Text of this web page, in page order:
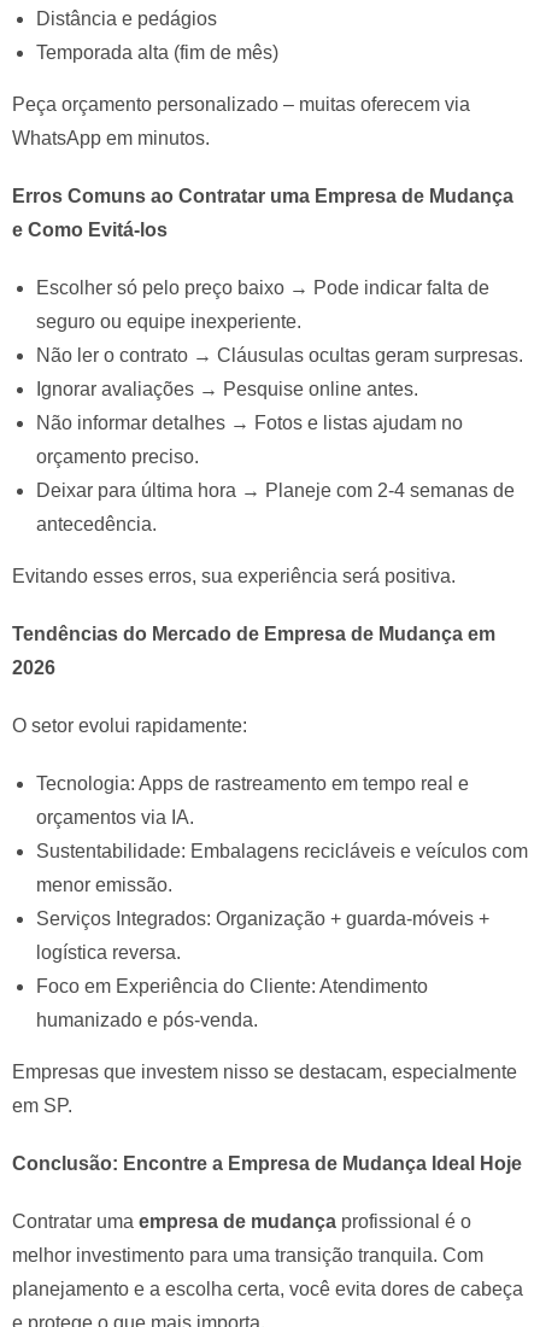
Distância e pedágios
Temporada alta (fim de mês)
Peça orçamento personalizado – muitas oferecem via
WhatsApp em minutos.
Erros Comuns ao Contratar uma Empresa de Mudança
e Como Evitá-los
Escolher só pelo preço baixo → Pode indicar falta de
seguro ou equipe inexperiente.
Não ler o contrato → Cláusulas ocultas geram surpresas.
Ignorar avaliações → Pesquise online antes.
Não informar detalhes → Fotos e listas ajudam no
orçamento preciso.
Deixar para última hora → Planeje com 2-4 semanas de
antecedência.
Evitando esses erros, sua experiência será positiva.
Tendências do Mercado de Empresa de Mudança em
2026
O setor evolui rapidamente:
Tecnologia: Apps de rastreamento em tempo real e
orçamentos via IA.
Sustentabilidade: Embalagens recicláveis e veículos com
menor emissão.
Serviços Integrados: Organização + guarda-móveis +
logística reversa.
Foco em Experiência do Cliente: Atendimento
humanizado e pós-venda.
Empresas que investem nisso se destacam, especialmente
em SP.
Conclusão: Encontre a Empresa de Mudança Ideal Hoje
Contratar uma empresa de mudança profissional é o
melhor investimento para uma transição tranquila. Com
planejamento e a escolha certa, você evita dores de cabeça